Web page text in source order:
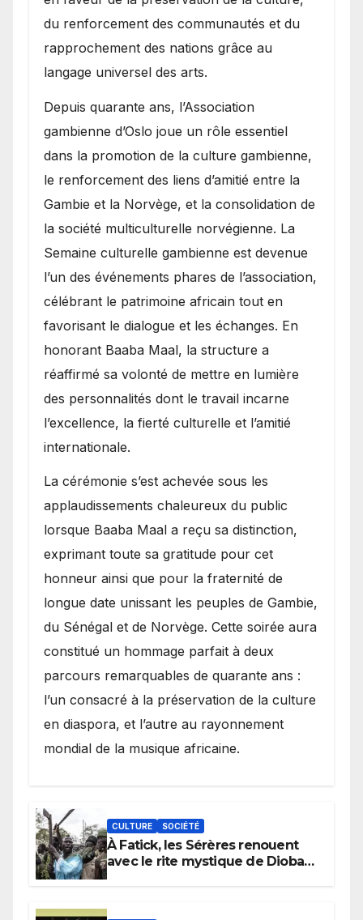
du renforcement des communautés et du
rapprochement des nations grâce au
langage universel des arts.
​Depuis quarante ans, l’Association
gambienne d’Oslo joue un rôle essentiel
dans la promotion de la culture gambienne,
le renforcement des liens d’amitié entre la
Gambie et la Norvège, et la consolidation de
la société multiculturelle norvégienne. La
Semaine culturelle gambienne est devenue
l’un des événements phares de l’association,
célébrant le patrimoine africain tout en
favorisant le dialogue et les échanges. En
honorant Baaba Maal, la structure a
réaffirmé sa volonté de mettre en lumière
des personnalités dont le travail incarne
l’excellence, la fierté culturelle et l’amitié
internationale.
​La cérémonie s’est achevée sous les
applaudissements chaleureux du public
lorsque Baaba Maal a reçu sa distinction,
exprimant toute sa gratitude pour cet
honneur ainsi que pour la fraternité de
longue date unissant les peuples de Gambie,
du Sénégal et de Norvège. Cette soirée aura
constitué un hommage parfait à deux
parcours remarquables de quarante ans :
l’un consacré à la préservation de la culture
en diaspora, et l’autre au rayonnement
mondial de la musique africaine.
CULTURE SOCIÉTÉ
À Fatick, les Sérères renouent
avec le rite mystique de Diobaye